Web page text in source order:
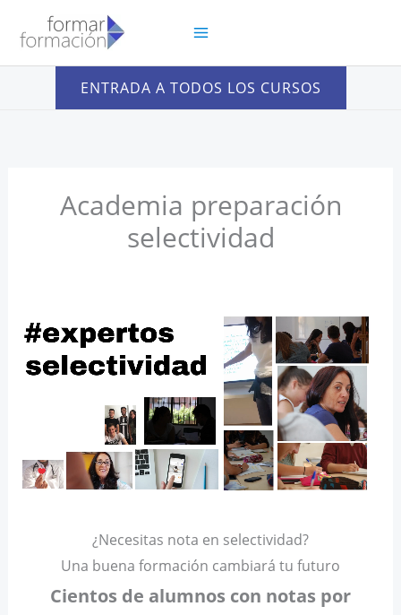
contenido
ENTRADA A TODOS LOS CURSOS
Academia preparación
selectividad
¿Necesitas nota en selectividad?
Una buena formación cambiará tu futuro
Cientos de alumnos con notas por